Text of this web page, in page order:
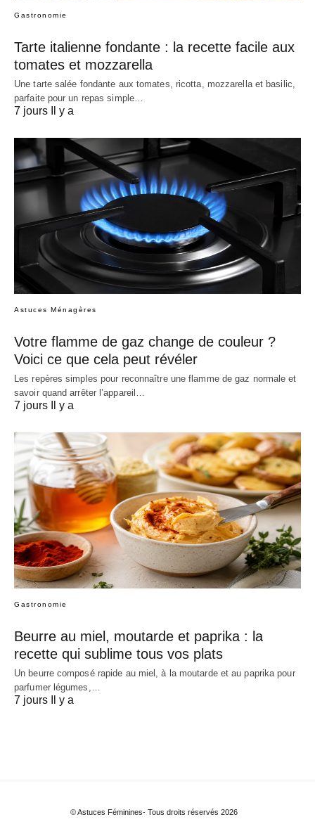
Gastronomie
Tarte italienne fondante : la recette facile aux
tomates et mozzarella
Une tarte salée fondante aux tomates, ricotta, mozzarella et basilic,
parfaite pour un repas simple…
7 jours Il y a
Astuces Ménagères
Votre flamme de gaz change de couleur ?
Voici ce que cela peut révéler
Les repères simples pour reconnaître une flamme de gaz normale et
savoir quand arrêter l’appareil…
7 jours Il y a
Gastronomie
Beurre au miel, moutarde et paprika : la
recette qui sublime tous vos plats
Un beurre composé rapide au miel, à la moutarde et au paprika pour
parfumer légumes,…
7 jours Il y a
© Astuces Féminines- Tous droits réservés 2026